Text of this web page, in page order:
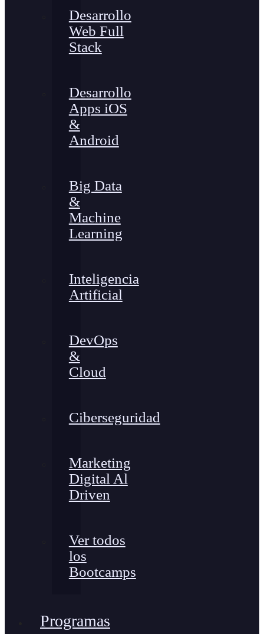
Desarrollo
Web Full
Stack
Desarrollo
Apps iOS
&
Android
Big Data
&
Machine
Learning
Inteligencia
Artificial
DevOps
&
Cloud
Ciberseguridad
Marketing
Digital Al
Driven
Ver todos
los
Bootcamps
Programas